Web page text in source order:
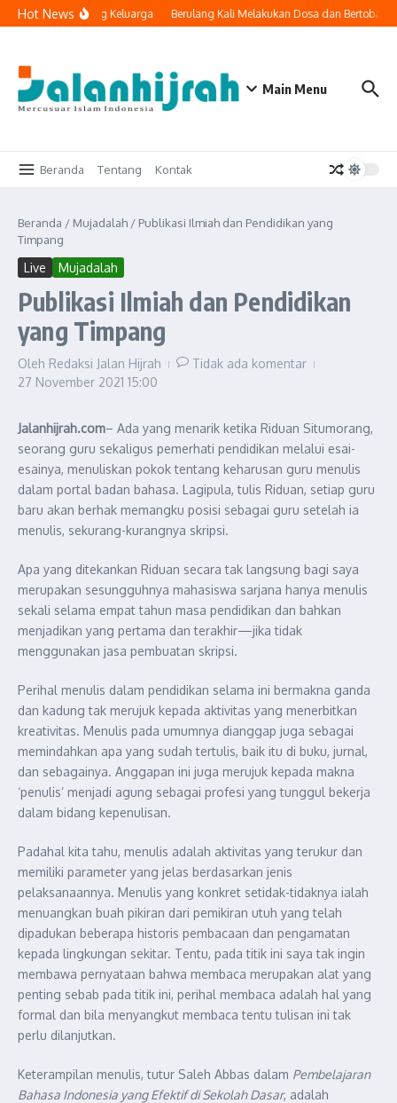
Lewati ke konten
Hot News
Masuk ke Ruang Keluarga Berulang Kali Melakukan Dosa dan Bertobat,
Main Menu
Beranda Tentang Kontak
Beranda / Mujadalah / Publikasi Ilmiah dan Pendidikan yang
Timpang
Live Mujadalah
Publikasi Ilmiah dan Pendidikan
yang Timpang
Oleh Redaksi Jalan Hijrah
Tidak ada komentar
27 November 2021 15:00
Jalanhijrah.com– Ada yang menarik ketika Riduan Situmorang,
seorang guru sekaligus pemerhati pendidikan melalui esai-
esainya, menuliskan pokok tentang keharusan guru menulis
dalam portal badan bahasa. Lagipula, tulis Riduan, setiap guru
baru akan berhak memangku posisi sebagai guru setelah ia
menulis, sekurang-kurangnya skripsi.
Apa yang ditekankan Riduan secara tak langsung bagi saya
merupakan sesungguhnya mahasiswa sarjana hanya menulis
sekali selama empat tahun masa pendidikan dan bahkan
menjadikan yang pertama dan terakhir—jika tidak
menggunakan jasa pembuatan skripsi.
Perihal menulis dalam pendidikan selama ini bermakna ganda
dan kadung tak merujuk kepada aktivitas yang menerbitkan
kreativitas. Menulis pada umumnya dianggap juga sebagai
memindahkan apa yang sudah tertulis, baik itu di buku, jurnal,
dan sebagainya. Anggapan ini juga merujuk kepada makna
‘penulis’ menjadi agung sebagai profesi yang tunggul bekerja
dalam bidang kepenulisan.
Padahal kita tahu, menulis adalah aktivitas yang terukur dan
memiliki parameter yang jelas berdasarkan jenis
pelaksanaannya. Menulis yang konkret setidak-tidaknya ialah
menuangkan buah pikiran dari pemikiran utuh yang telah
dipadukan beberapa historis pembacaan dan pengamatan
kepada lingkungan sekitar. Tentu, pada titik ini saya tak ingin
membawa pernyataan bahwa membaca merupakan alat yang
penting sebab pada titik ini, perihal membaca adalah hal yang
formal dan bila menyangkut membaca tentu tulisan ini tak
perlu dilanjutkan.
Keterampilan menulis, tutur Saleh Abbas dalam Pembelajaran
Bahasa Indonesia yang Efektif di Sekolah Dasar, adalah